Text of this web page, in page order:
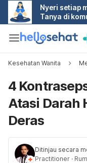
Nyeri setiap
Tanya di
Kesehatan Wanita
4
Atasi Darah
Deras
Ditinjau secara
Practitioner ·